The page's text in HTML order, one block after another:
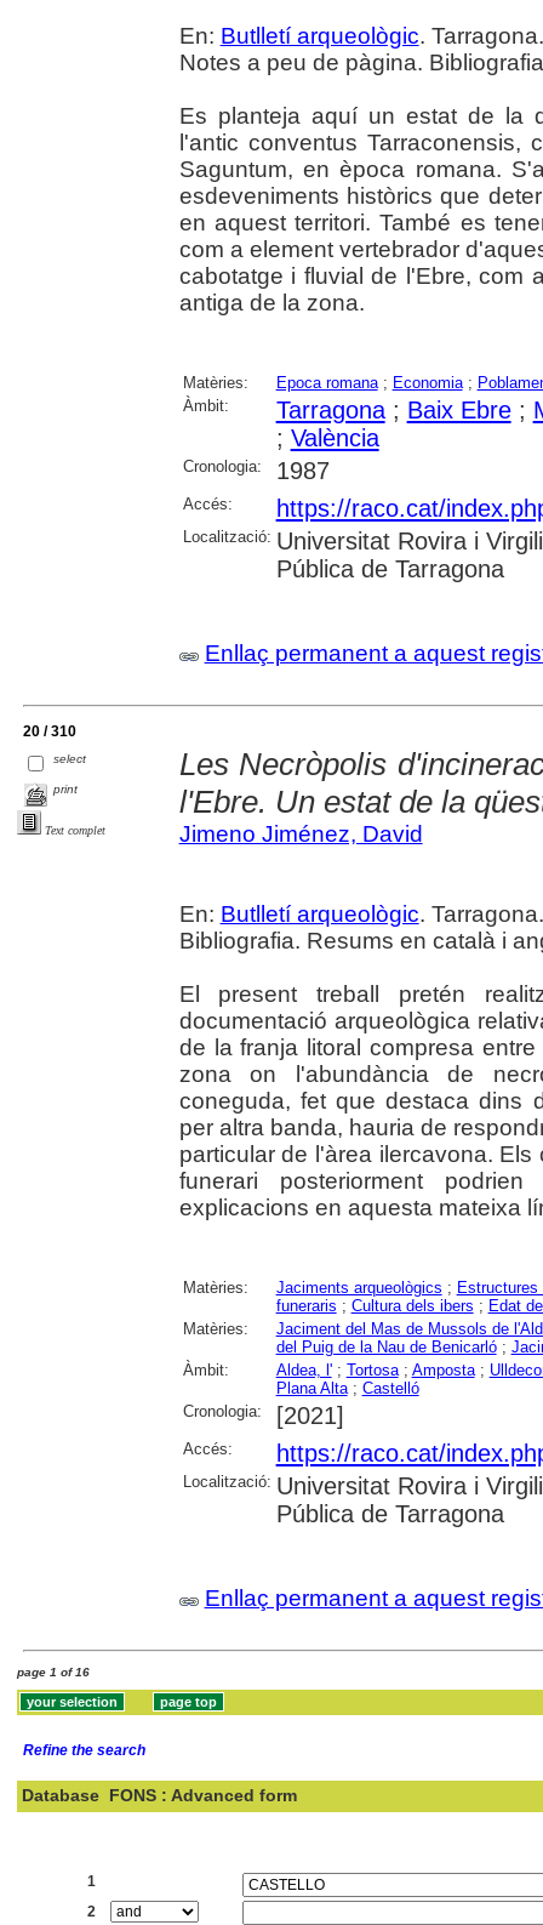
En: Butlletí arqueològic.
Notes a peu de pàgina.
Es planteja aquí un estat de la
l'antic conventus
Saguntum, en època romana.
esdeveniments històrics que
en aquest territori. També es
com a element vertebrador
cabotatge i fluvial de l'Ebre, com
antiga de la zona.
Matèries: Epoca romana; Economia;
Àmbit:
Tarragona; Baix Ebre;
; València
Cronologia: 1987
Accés: https://raco.cat/
Localització: Universitat Rovira i
Pública de Tarragona
Enllaç permanent a aquest
20 / 310
select
print
Text complet
Les Necròpolis
l'Ebre. Un estat de la
Jimeno Jiménez, David
En: Butlletí arqueològic.
Bibliografia. Resums en català i
El present treball pretén
documentació arqueològica
de la franja litoral compresa
zona on l'abundància de
coneguda, fet que destaca dins
per altra banda, hauria de
particular de l'àrea ilercavona.
funerari posteriorment
explicacions en aquesta mateixa
Matèries: Jaciments arqueològics ; Estructures
funeraris ; Cultura dels ibers ; Edat
Matèries:
Jaciment del Mas de Mussols de
del Puig de la Nau de Benicarló;
Àmbit:
Aldea, l'; Tortosa; Amposta;
Plana Alta; Castelló
Cronologia:
[2021]
Accés: https://raco.cat/
Localització: Universitat Rovira i
Pública de Tarragona
Enllaç permanent a aquest
page 1 of 16
Refine the search
Database FONS : Advanced form
1
2